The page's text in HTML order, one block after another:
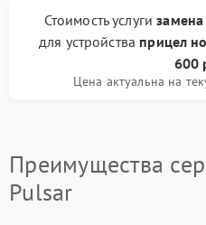
Стоимость услуги
для устройства прицел
600
Цена актуальна на
Преимущества
Pulsar